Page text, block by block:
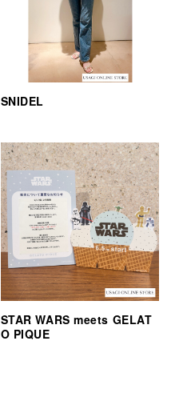
SNIDEL
STAR WARS meets GELAT
O PIQUE